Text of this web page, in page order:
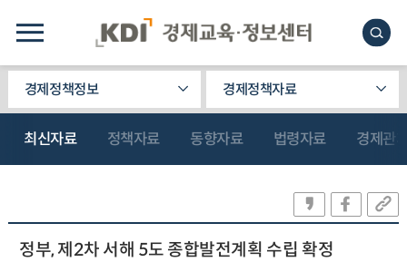
경제정책정보 경제정책자료
최신자료 정책자료 동향자료 법령자료 경제관
정부, 제2차 서해 5도 종합발전계획 수립 확정